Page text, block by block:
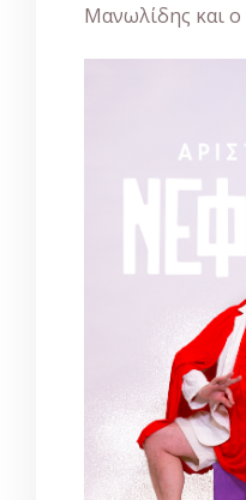
Μανωλίδης και ο